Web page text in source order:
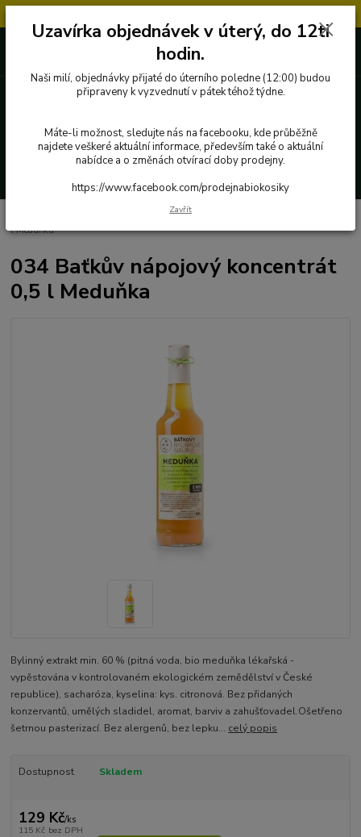
727 862 655, 737 283 505
Koncentráty, sirupy
l Meduňka
034 Baťkův nápojový koncentrát
0,5 l Meduňka
Bylinný extrakt min. 60 % (pitná voda, bio meduňka lékařská -
vypěstována v kontrolovaném ekologickém zemědělství v České
republice), sacharóza, kyselina: kys. citronová. Bez přidaných
konzervantů, umělých sladidel, aromat, barviv a zahušťovadel.Ošetřeno
šetrnou pasterizací. Bez alergenů, bez lepku... celý popis
Dostupnost Skladem
129 Kč/ks
115 Kč bez DPH
Uzavírka objednávek v úterý, do 12ti
hodin.
Naši milí, objednávky přijaté do úterního poledne (12:00) budou
připraveny k vyzvednutí v pátek téhož týdne.
Máte-li možnost, sledujte nás na facebooku, kde průběžně
najdete veškeré aktuální informace, především také o aktuální
nabídce a o změnách otvírací doby prodejny.
https://www.facebook.com/prodejnabiokosiky
Zavřít